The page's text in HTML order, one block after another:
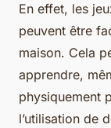
En effet, les
peuvent être
maison. Cela
apprendre,
physiquement
l’utilisation de